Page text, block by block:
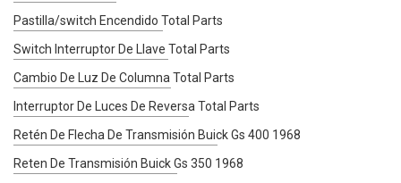
Pastilla/switch Encendido Total Parts
Switch Interruptor De Llave Total Parts
Cambio De Luz De Columna Total Parts
Interruptor De Luces De Reversa Total Parts
Retén De Flecha De Transmisión Buick Gs 400 1968
Reten De Transmisión Buick Gs 350 1968